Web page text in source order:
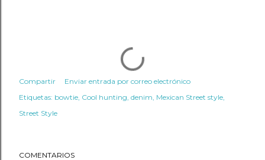
Compartir
Enviar entrada por correo electrónico
Etiquetas: bowtie Cool hunting denim Mexican Street style
Street Style
COMENTARIOS